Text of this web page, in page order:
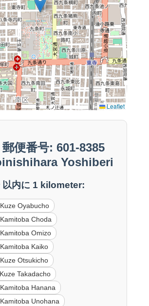
Leaflet
便番号: 601-8385
Yoshiberi
以内に 1 kilometer:
Oyabucho
Choda
Omizo
Kaiko
Otsukicho
Takadacho
Hanana
Unohana